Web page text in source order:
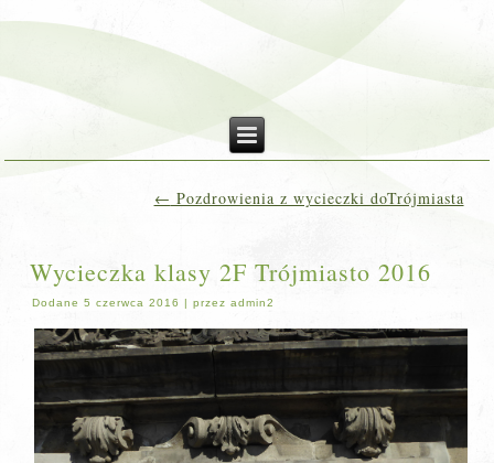
← Pozdrowienia z wycieczki doTrójmiasta
Wycieczka klasy 2F Trójmiasto 2016
Dodane 5 czerwca 2016 |przez admin2